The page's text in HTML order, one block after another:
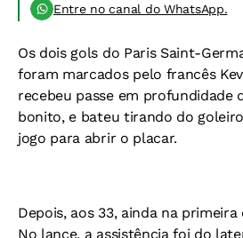
Entre no canal do WhatsApp.
Os dois gols do Paris Saint-
foram marcados pelo francês
recebeu passe em profundidade
bonito, e bateu tirando do
jogo para abrir o placar.
Depois, aos 33, ainda na
No lance, a assistência foi do